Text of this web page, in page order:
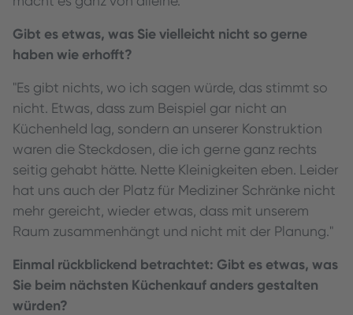
Gibt es etwas, was Sie vielleicht nicht so gerne
haben wie erhofft?
"Es gibt nichts, wo ich sagen würde, das stimmt so
nicht. Etwas, dass zum Beispiel gar nicht an
Küchenheld lag, sondern an unserer Konstruktion
waren die Steckdosen, die ich gerne ganz rechts
seitig gehabt hätte. Nette Kleinigkeiten eben. Leider
hat uns auch der Platz für Mediziner Schränke nicht
mehr gereicht, wieder etwas, dass mit unserem
Raum zusammenhängt und nicht mit der Planung."
Einmal rückblickend betrachtet: Gibt es etwas, was
Sie beim nächsten Küchenkauf anders gestalten
würden?